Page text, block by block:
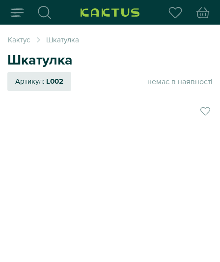
Інтернет-магазин
Кактус Шкатулка
Шкатулка
Артикул: L002 немає в наявності